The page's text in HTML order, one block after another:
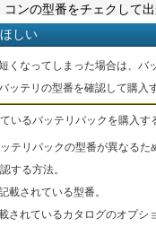
コンの型番をチェクして出
しい
くなってしまった場合は、バ
ッテリの型番を確認して購入
いるバッテリパックを購入す
テリパックの型番が異なるた
する方法。
載されている型番。
されているカタログのオプシ